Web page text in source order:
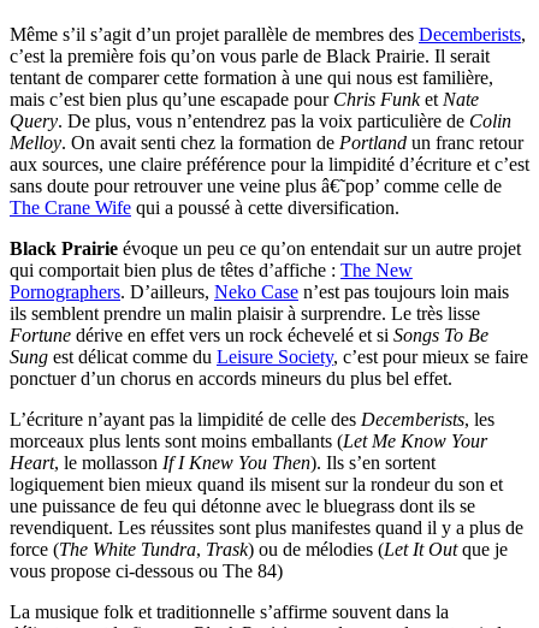
Même s’il s’agit d’un projet parallèle de membres des Decemberists,
c’est la première fois qu’on vous parle de Black Prairie. Il serait
tentant de comparer cette formation à une qui nous est familière,
mais c’est bien plus qu’une escapade pour Chris Funket Nate
Query. De plus, vous n’entendrez pas la voix particulière de Colin
Melloy. On avait senti chez la formation de Portland un franc retour
aux sources, une claire préférence pour la limpidité d’écriture et c’est
sans doute pour retrouver une veine plus â€˜pop’ comme celle de
The Crane Wife qui a poussé à cette diversification.
Black Prairie évoque un peu ce qu’on entendait sur un autre projet
qui comportait bien plus de têtes d’affiche : The New
Pornographers. D’ailleurs, Neko Case n’est pas toujours loin mais
ils semblent prendre un malin plaisir à surprendre. Le très lisse
Fortune dérive en effet vers un rock échevelé et si Songs To Be
Sung est délicat comme du Leisure Society, c’est pour mieux se faire
ponctuer d’un chorus en accords mineurs du plus bel effet.
L’écriture n’ayant pas la limpidité de celle des Decemberists, les
morceaux plus lents sont moins emballants (Let Me Know Your
Heart, le mollasson If I Knew You Then). Ils s’en sortent
logiquement bien mieux quand ils misent sur la rondeur du son et
une puissance de feu qui détonne avec le bluegrass dont ils se
revendiquent. Les réussites sont plus manifestes quand il y a plus de
force (The White Tundra, Trask) ou de mélodies (Let It Outque je
vous propose ci-dessous ou The 84)
La musique folk et traditionnelle s’affirme souvent dans la